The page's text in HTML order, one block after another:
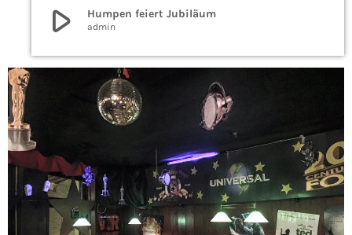
play_arrow Humpen feiert Jubiläum
admin